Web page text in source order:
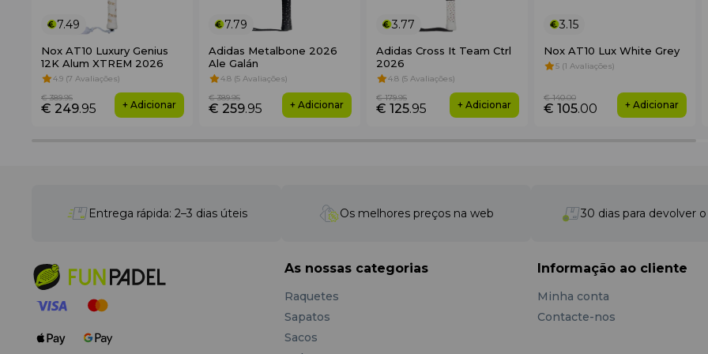
7.49
Nox AT10 Luxury Genius
12K Alum XTREM 2026
4.9 (7 Avaliações)
€ 249.95
€ 389.95
+ Adicionar
7.79
Adidas Metalbone 2026
Ale Galán
4.8 (5 Avaliações)
€ 259.95
€ 389.95
+ Adicionar
3.77
Adidas Cross It Team Ctrl
2026
4.8 (5 Avaliações)
€ 125.95
€ 179.95
+ Adicionar
3.15
Nox AT10 Lux White Grey
5 (1 Avaliações)
€ 105.00
€ 140.00
+ Adicionar
Entrega rápida: 2–3 dias úteis Os melhores preços na web 30 dias para devolver
As nossas categorias
Raquetes
Sapatos
Sacos
Informação ao cliente
Minha conta
Contacte-nos